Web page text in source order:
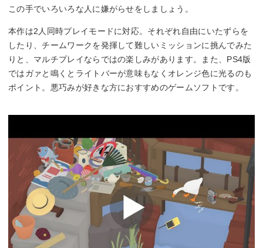
この手でいろいろな人に嫌がらせをしましょう。
本作は2人同時プレイモードに対応。それぞれ自由にいたずらを
したり、チームワークを発揮して難しいミッションに挑んでみた
りと、マルチプレイならではの楽しみがあります。また、PS4版
ではガァと鳴くとライトバーが意味もなくオレンジ色に光るのも
ポイント。悪巧みが好きな方におすすめのゲームソフトです。